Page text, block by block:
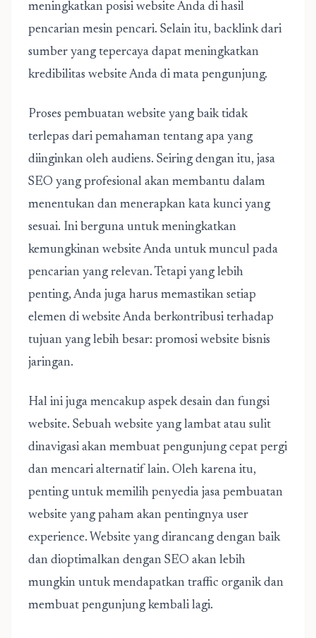
meningkatkan posisi website Anda di hasil
pencarian mesin pencari. Selain itu, backlink dari
sumber yang tepercaya dapat meningkatkan
kredibilitas website Anda di mata pengunjung.
Proses pembuatan website yang baik tidak
terlepas dari pemahaman tentang apa yang
diinginkan oleh audiens. Seiring dengan itu, jasa
SEO yang profesional akan membantu dalam
menentukan dan menerapkan kata kunci yang
sesuai. Ini berguna untuk meningkatkan
kemungkinan website Anda untuk muncul pada
pencarian yang relevan. Tetapi yang lebih
penting, Anda juga harus memastikan setiap
elemen di website Anda berkontribusi terhadap
tujuan yang lebih besar: promosi website bisnis
jaringan.
Hal ini juga mencakup aspek desain dan fungsi
website. Sebuah website yang lambat atau sulit
dinavigasi akan membuat pengunjung cepat pergi
dan mencari alternatif lain. Oleh karena itu,
penting untuk memilih penyedia jasa pembuatan
website yang paham akan pentingnya user
experience. Website yang dirancang dengan baik
dan dioptimalkan dengan SEO akan lebih
mungkin untuk mendapatkan traffic organik dan
membuat pengunjung kembali lagi.